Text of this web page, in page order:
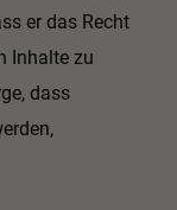
er das Recht
Inhalte zu
dass